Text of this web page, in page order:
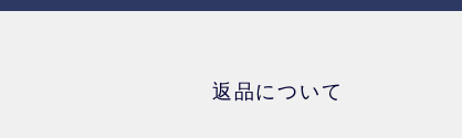
返品について